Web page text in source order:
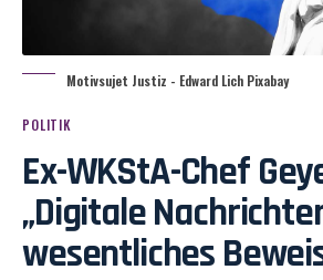
Motivsujet Justiz - Edward Lich Pixabay
POLITIK
Ex-WKStA-Chef
„Digitale
wesentliches